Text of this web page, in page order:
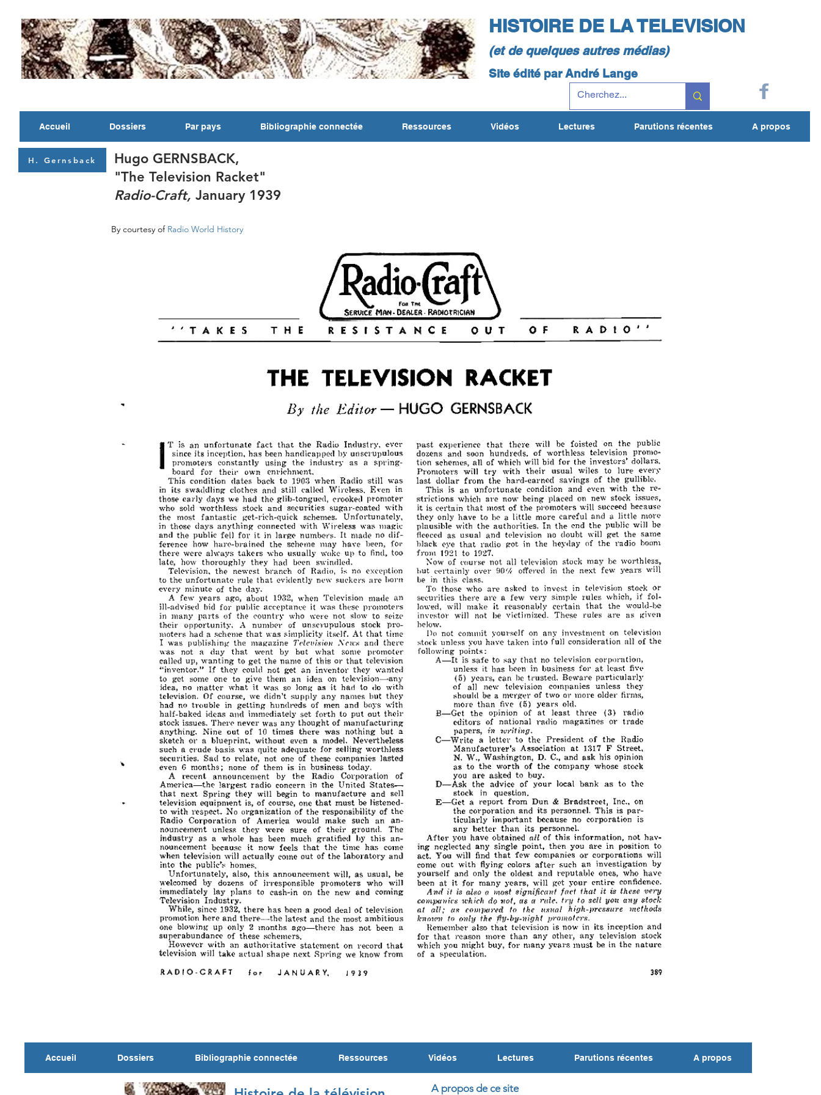
HISTOIRE DE LA TELEVISION
(et de quelques autres médias)
Site édité par André Lange
Accueil Dossiers Par pays Bibliographie connectée Ressources Vidéos Lectures Parutions récentes A propos
H. Gernsback
Hugo GERNSBACK,
"The Television Racket"
Radio-Craft, January 1939
By courtesy of Radio World History
Accueil Dossiers Bibliographie connectée Ressources Vidéos Lectures Parutions récentes A propos
A propos de ce site